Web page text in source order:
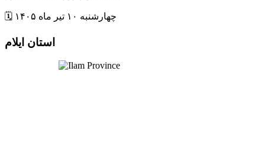
🗓 چهارشنبه ۱۰ تیر ماه ۱۴۰۵
استان ایلام